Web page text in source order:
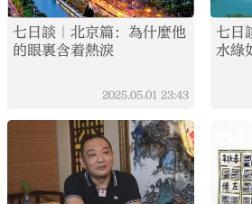
七日談｜北京篇：為什麼他
的眼裏含着熱淚
2025.05.01 23:43
七日
水綠